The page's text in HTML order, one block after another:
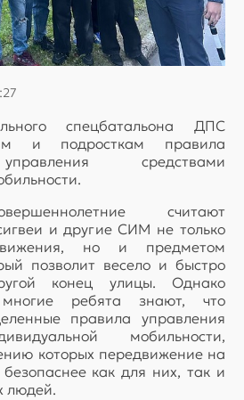
спецбатальона ДПС
и подросткам правила
средствами
считают
и другие СИМ не только
но и предметом
позволит весело и быстро
конец улицы. Однако
ребята знают, что
правила управления
мобильности,
которых передвижение на
как для них, так и
людей.